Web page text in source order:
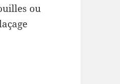
ou